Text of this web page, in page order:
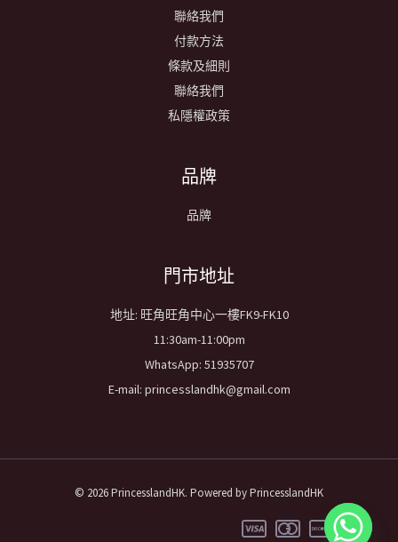
聯絡我們
付款方法
條款及細則
聯絡我們
私隱權政策
品牌
品牌
​門市地址
地址: 旺角旺角中心一樓FK9-FK10
11:30am-11:00pm
WhatsApp: 51935707
E-mail: princesslandhk@gmail.com
© 2026 PrincesslandHK. Powered by PrincesslandHK